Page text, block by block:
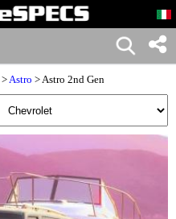
>Astro > Astro 2nd Gen